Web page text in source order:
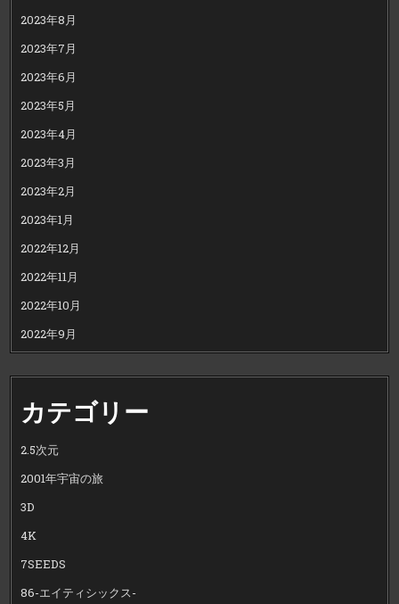
2023年8月
2023年7月
2023年6月
2023年5月
2023年4月
2023年3月
2023年2月
2023年1月
2022年12月
2022年11月
2022年10月
2022年9月
カテゴリー
2.5次元
2001年宇宙の旅
3D
4K
7SEEDS
86-エイティシックス-